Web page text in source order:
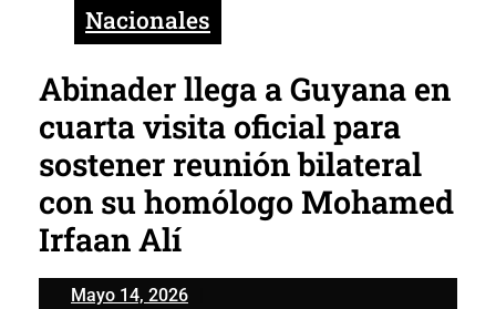
Nacionales
Abinader llega a Guyana en
cuarta visita oficial para
sostener reunión bilateral
con su homólogo Mohamed
Irfaan Alí
Mayo 14, 2026Mayo